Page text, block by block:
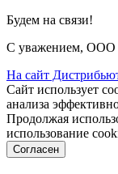
Будем на связи!
С уважением, ООО
На сайт
Сайт использует
анализа
Продолжая
использование
Согласен